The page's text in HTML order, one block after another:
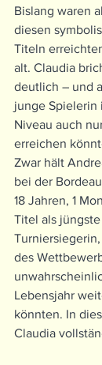
Bislang waren
diesen
Titeln
alt. Claudia
deutlich – und
junge Spielerin
Niveau auch
erreichen
Zwar hält
bei der
18 Jahren, 1
Titel als
des
Lebensjahr
könnten. In
Claudia